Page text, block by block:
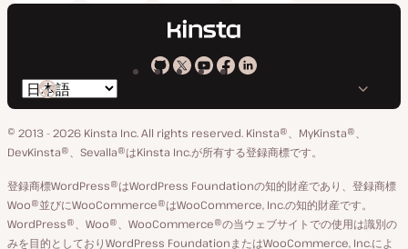
Kinsta
GitHub
Kinsta
X
ア
カ
ウ
ン
Kinsta
YouTube
Kinsta
Facebook
Kinsta
LinkedIn
ペ
ー
ジ
言
語
の
り
替
え
© 2013 - 2026 Kinsta Inc. All rights reserved. Kinsta®、MyKinsta®、
DevKinsta®、Sevalla®はKinsta Inc.が所有する登録商標です。
登録商標WordPress®はWordPress Foundationの知的財産であり、登録商標
Woo®並びにWooCommerce®はWooCommerce, Inc.の知的財産です。
WordPress®、Woo®、WooCommerce®の当ウェブサイトでの使用は識別の
みを目的としておりWordPress FoundationまたはWooCommerce, Inc.によ